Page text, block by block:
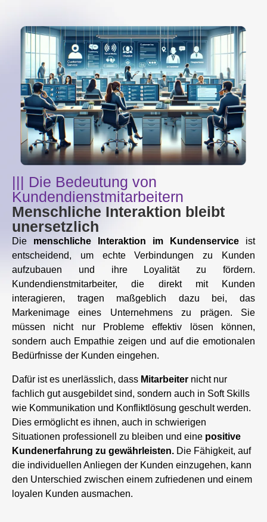
||| Die Bedeutung von
Kundendienstmitarbeitern
Menschliche Interaktion bleibt
unersetzlich
Die menschliche Interaktion im Kundenservice ist
entscheidend, um echte Verbindungen zu Kunden
aufzubauen und ihre Loyalität zu fördern.
Kundendienstmitarbeiter, die direkt mit Kunden
interagieren, tragen maßgeblich dazu bei, das
Markenimage eines Unternehmens zu prägen. Sie
müssen nicht nur Probleme effektiv lösen können,
sondern auch Empathie zeigen und auf die emotionalen
Bedürfnisse der Kunden eingehen.
Dafür ist es unerlässlich, dass Mitarbeiter nicht nur
fachlich gut ausgebildet sind, sondern auch in Soft Skills
wie Kommunikation und Konfliktlösung geschult werden.
Dies ermöglicht es ihnen, auch in schwierigen
Situationen professionell zu bleiben und eine positive
Kundenerfahrung zu gewährleisten. Die Fähigkeit, auf
die individuellen Anliegen der Kunden einzugehen, kann
den Unterschied zwischen einem zufriedenen und einem
loyalen Kunden ausmachen.